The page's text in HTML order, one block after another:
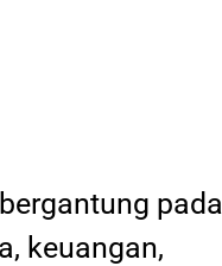
pada
keuangan,